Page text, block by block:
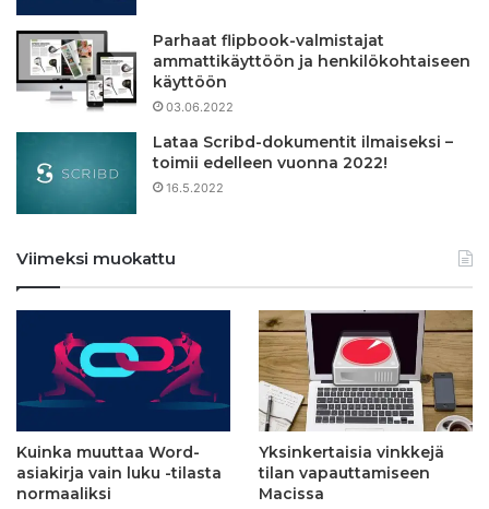
Parhaat flipbook-valmistajat
ammattikäyttöön ja henkilökohtaiseen
käyttöön
03.06.2022
Lataa Scribd-dokumentit ilmaiseksi –
toimii edelleen vuonna 2022!
16.5.2022
Viimeksi muokattu
Kuinka muuttaa Word-
asiakirja vain luku -tilasta
normaaliksi
Yksinkertaisia ​​vinkkejä
tilan vapauttamiseen
Macissa